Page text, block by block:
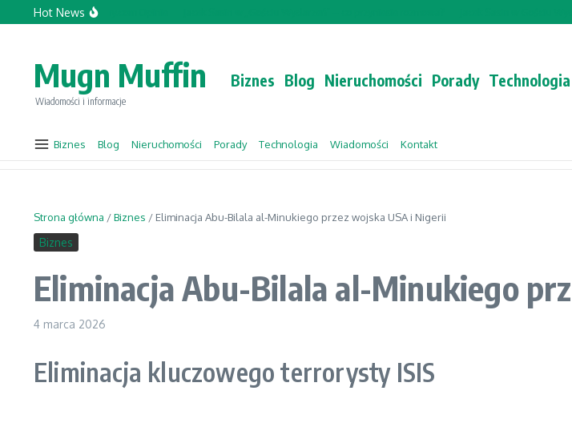
Przejdź do treści
Hot News
Topforcecompany.com Opinie
Mugn Muffin
Wiadomości i informacje
Biznes Blog Nieruchomości Porady Technologia
Biznes Blog Nieruchomości Porady Technologia Wiadomości Kontakt
Strona główna /Biznes / Eliminacja Abu-Bilala al-Minukiego przez wojska USA i Nigerii
Biznes
Eliminacja Abu-Bilala al-Minukiego
4 marca 2026
Eliminacja kluczowego terrorysty ISIS